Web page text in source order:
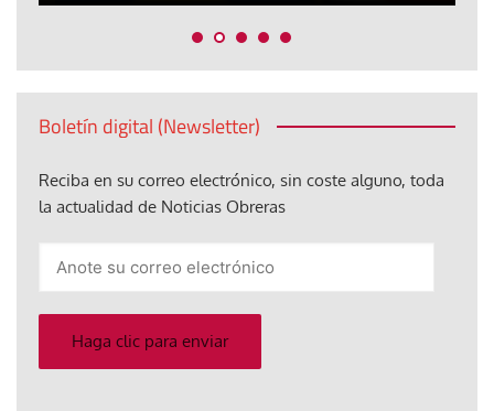
Boletín digital (Newsletter)
Reciba en su correo electrónico, sin coste alguno, toda
la actualidad de Noticias Obreras
electrónico
Haga clic para enviar